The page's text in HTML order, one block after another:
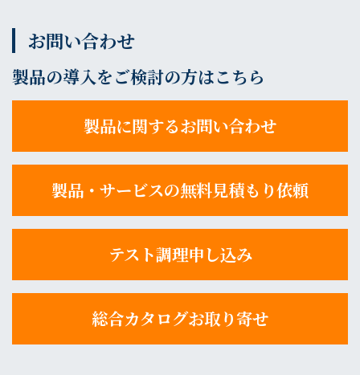
お問い合わせ
製品の導入をご検討の方はこちら
製品に関するお問い合わせ
製品・サービスの無料見積もり依頼
テスト調理申し込み
総合カタログお取り寄せ